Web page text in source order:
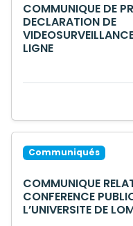
COMMUNIQUE DE
DECLARATION DE
LIGNE
Communiqués
COMMUNIQUE
CONFERENCE
L’UNIVERSITE DE